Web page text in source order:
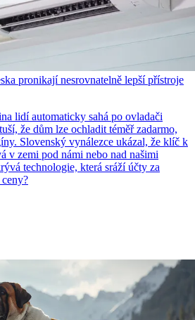
pronikají nesrovnatelně lepší přístroje
lidí automaticky sahá po ovladači
že dům lze ochladit téměř zadarmo,
Slovenský vynálezce ukázal, že klíč k
v zemi pod námi nebo nad našimi
technologie, která sráží účty za